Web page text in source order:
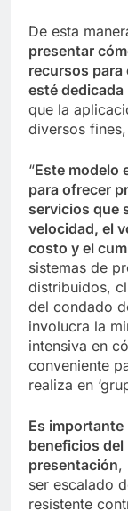
De esta
presentar
recursos
esté dedicada
que la
diversos
“Este modelo
para ofrecer
servicios que
velocidad, el
costo y el
sistemas de
distribuidos,
del condado
involucra la
intensiva en
conveniente
realiza en
Es
beneficios
presentación,
ser escalado
resistente